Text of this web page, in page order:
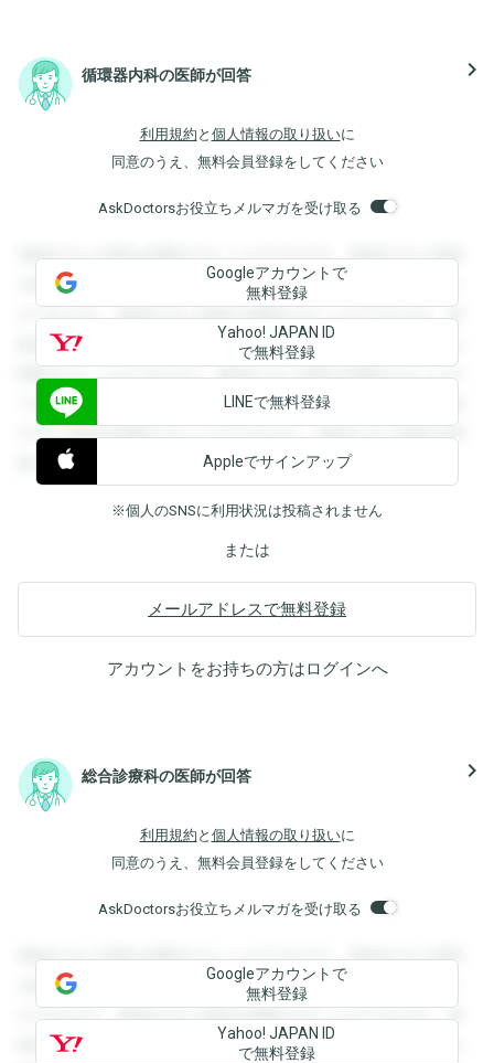
循環器内科の医師が回答 navigate_next
利用規約 と 個人情報の取り扱いに
同意のうえ、無料会員登録をしてください
AskDoctorsお役立ちメルマガを受け取る
登録すると回答を閲覧することができます。登録すると回答
を閲覧することができます。登録すると回答を閲覧すること
ができます。登録すると回答を閲覧することができます。登
録すると回答を閲覧することができます。登録すると回答を
閲覧することができます。登録すると回答を閲覧することが
できます。登録すると回答を閲覧することができます。登録
すると回答を閲覧することができます。登録すると回答を閲
覧することができます。
Googleアカウントで
無料登録
Yahoo! JAPAN ID
で無料登録
LINEで無料登録
Appleでサインアップ
※個人のSNSに利用状況は投稿されません
または
メールアドレスで無料登録
アカウントをお持ちの方はログインへ
総合診療科の医師が回答 navigate_next
利用規約 と 個人情報の取り扱いに
同意のうえ、無料会員登録をしてください
AskDoctorsお役立ちメルマガを受け取る
登録すると回答を閲覧することができます。登録すると回答
を閲覧することができます。登録すると回答を閲覧すること
ができます。登録すると回答を閲覧することができます。登
録すると回答を閲覧することができます。登録すると回答を
Googleアカウントで
無料登録
Yahoo! JAPAN ID
で無料登録